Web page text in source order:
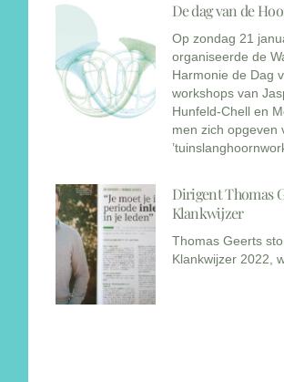
De dag van de
Op zondag 21
organiseerde de
Harmonie de Dag
workshops van
Hunfeld-Chell en
men zich opgeven
Dirigent Thomas
Klankwijzer
Thomas Geerts
Klankwijzer 2022,